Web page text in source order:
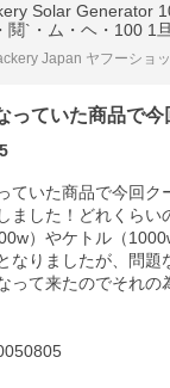
Solar Generator
鬩`・ム・ヘ・100 1
?間エ ・ュ・罕ラ ワ?
Japan ヤフーショ
5
ていた商品で今回ク
ました！どれくらい
）やケトル（
なりましたが、問題
って来たのでそれの